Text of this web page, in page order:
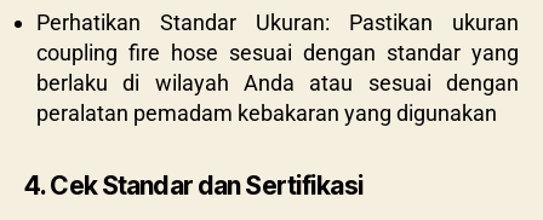
Perhatikan Standar Ukuran: Pastikan ukuran
coupling fire hose sesuai dengan standar yang
berlaku di wilayah Anda atau sesuai dengan
peralatan pemadam kebakaran yang digunakan
4. Cek Standar dan Sertifikasi